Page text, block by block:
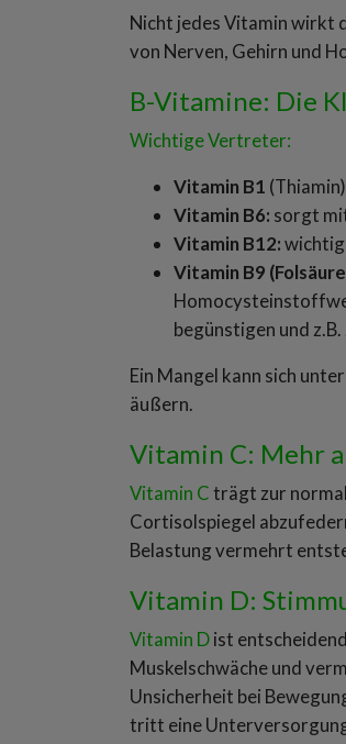
Nicht jedes Vitamin wirkt
von Nerven, Gehirn und
B-Vitamine: Die
Wichtige Vertreter:
Vitamin B1
Vitamin B6: sorgt
Vitamin B12:
Vitamin B9
begünstigen und
Ein Mangel kann sich
äußern.
Vitamin C: Mehr
Vitamin Cträgt zur
Cortisolspiegel
Belastung vermehrt
Vitamin D:
Vitamin Dist
Muskelschwäche und
Unsicherheit bei
tritt eine